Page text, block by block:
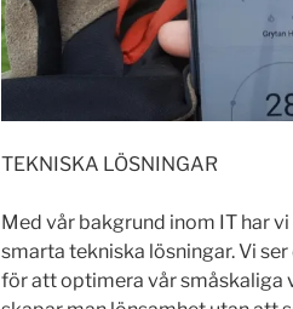
TEKNISKA LÖSNINGAR
Med vår bakgrund inom IT har
smarta tekniska lösningar. Vi
för att optimera vår småskaliga